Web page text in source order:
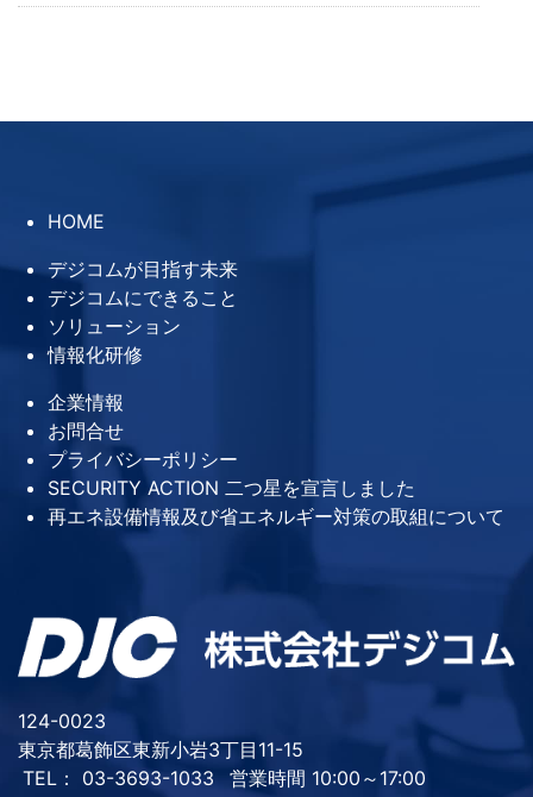
HOME
デジコムが目指す未来
デジコムにできること
ソリューション
情報化研修
企業情報
お問合せ
プライバシーポリシー
SECURITY ACTION 二つ星を宣言しました
再エネ設備情報及び省エネルギー対策の取組について
124-0023
東京都葛飾区東新小岩3丁目11-15
TEL： 03-3693-1033
営業時間 10:00～17:00